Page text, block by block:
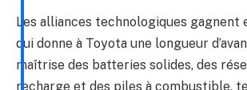
Les alliances technologiques gagnent
qui donne à Toyota une longueur
maîtrise des batteries solides, des
recharge et des piles à combustible,